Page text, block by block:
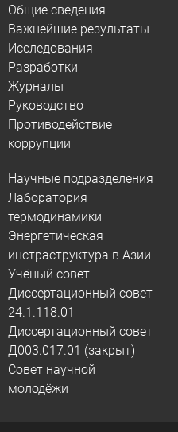
Общие сведения
Важнейшие результаты
Исследования
Разработки
Журналы
Руководство
Противодействие
коррупции
Научные подразделения
Лаборатория
термодинамики
Энергетическая
инстраструктура в Азии
Учёный совет
Диссертационный совет
24.1.118.01
Диссертационный совет
Д003.017.01 (закрыт)
Совет научной
молодёжи